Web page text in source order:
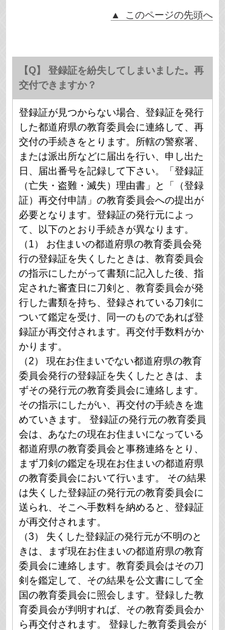
▲ このページの先頭へ
【Q】 登録証を紛失してしまいました。再
交付できますか？
登録証が見つからない場合、登録証を発行
した都道府県の教育委員会に連絡して、再
交付の手続きをとります。所轄の警察署、
または派出所などに届出を行い、申し出た
日、届出番号を記録して下さい。「登録証
（亡失・盗難・滅失）理由書」と「（登録
証）再交付申請」の教育委員会への提出が
必要となります。登録証の発行元によっ
て、以下のとおり手続きが異なります。
（1） お住まいの都道府県の教育委員会発
行の登録証を失くしたときは、教育委員会
の指示にしたがって書類に記入した後、指
定された審査日に刀剣と、教育委員会が発
行した書類を持ち、登録されている刀剣に
ついて鑑定を受け、同一のものであれば登
録証が再交付されます。再交付手数料がか
かります。
（2） 現在お住まいでない都道府県の教育
委員会発行の登録証を失くしたときは、ま
ずその発行元の教育委員会に連絡します。
その指示にしたがい、再交付の手続きを進
めていきます。 登録証の発行元の教育委員
会は、あなたの現在お住まいになっている
都道府県の教育委員会と事務連絡をとり、
まず刀剣の鑑定を現在お住まいの都道府県
の教育委員会において行います。 その結果
は失くした登録証の発行元の教育委員会に
送られ、そこへ手数料を納めると、登録証
が再交付されます。
（3） 失くした登録証の発行元が不明のと
きは、まず現在お住まいの都道府県の教育
委員会に連絡します。教育委員会はその刀
剣を鑑定して、その結果を公文書にして全
国の教育委員会に照会します。登録した教
育委員会が判明すれば、その教育委員会か
ら再交付されます。 登録した教育委員会が